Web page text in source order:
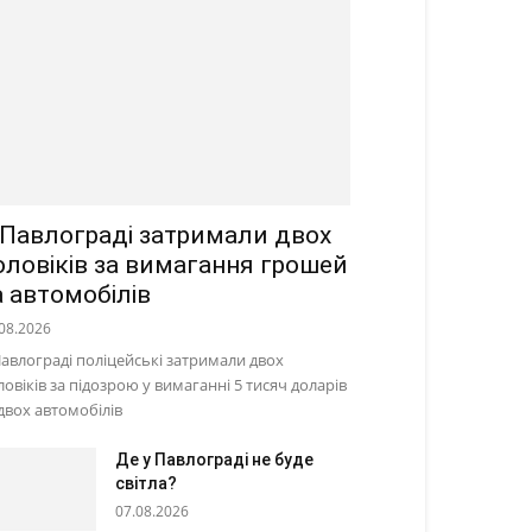
затримали двох
за вимагання грошей
автомобілів
поліцейські затримали двох
за підозрою у вимаганні 5 тисяч доларів
автомобілів
Де у Павлограді не буде
світла?
07.08.2026